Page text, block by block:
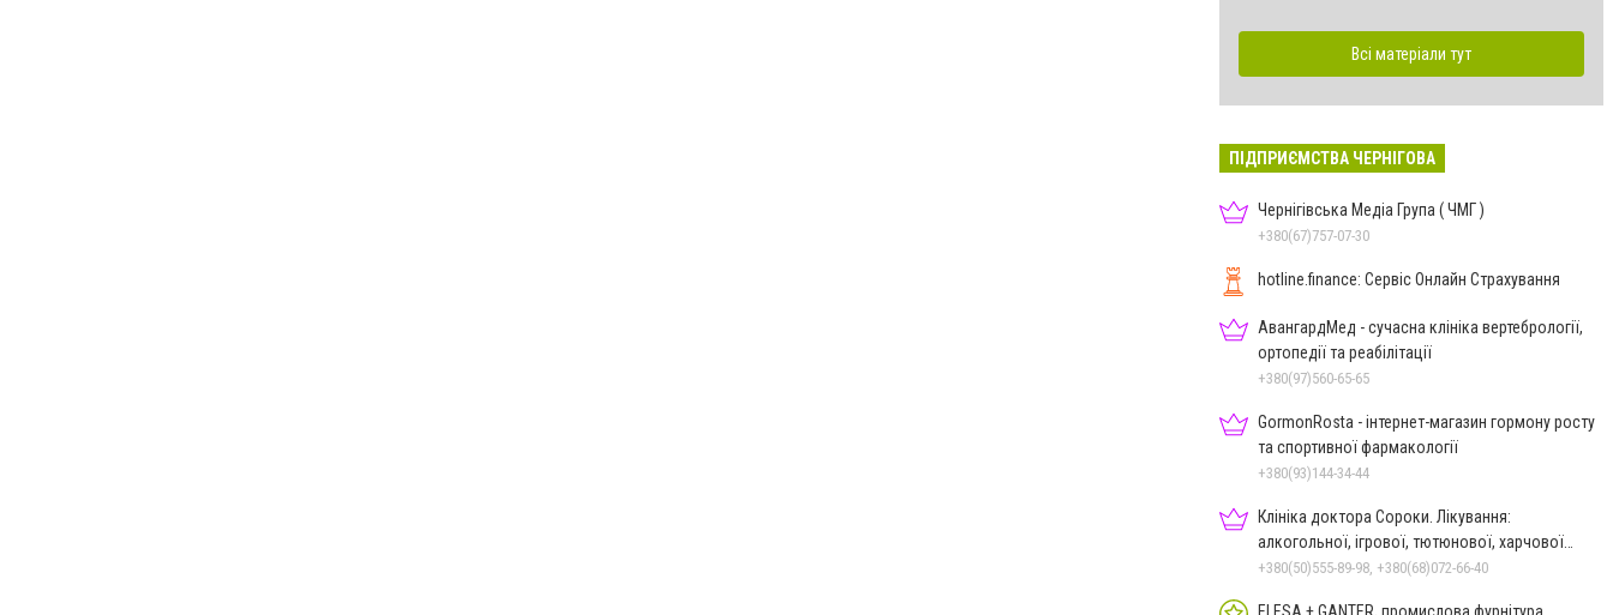
Всі матеріали тут
ПІДПРИЄМСТВА ЧЕРНІГОВА
Чернігівська Медіа Група ( ЧМГ )
+380(67)757-07-30
hotline.finance: Сервіс Онлайн Страхування
АвангардМед - сучасна клініка вертебрології,
ортопедії та реабілітації
+380(97)560-65-65
GormonRosta - інтернет-магазин гормону росту
та спортивної фармакології
+380(93)144-34-44
Клініка доктора Сороки. Лікування:
алкогольної, ігрової, тютюнової, харчової
залежностей, неврозів т
+380(50)555-89-98, +380(68)072-66-40
ELESA + GANTER, промислова фурнітура